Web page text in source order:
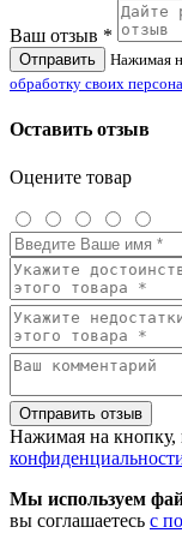
Ваш отзыв *
Отправить
Нажимая
обработку своих
Оставить отзыв
Оцените товар
Отправить отзыв
Нажимая на кнопку,
Мы используем
вы соглашаетесь с